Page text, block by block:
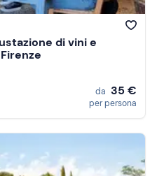
di vini e
da 35 €
per persona